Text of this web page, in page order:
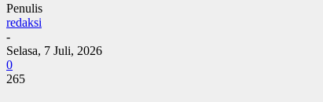
Penulis
redaksi
-
Selasa, 7 Juli, 2026
0
265